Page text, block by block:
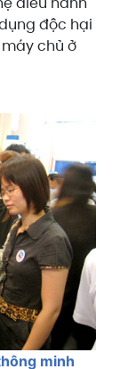
độc hại
chủ ở
minh